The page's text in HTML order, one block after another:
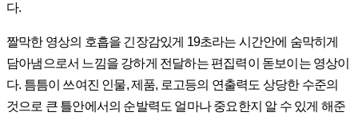
다.
짤막한 영상의 호흡을 긴장감있게 19초라는 시간안에 숨막히게
담아냄으로서 느낌을 강하게 전달하는 편집력이 돋보이는 영상이
다. 틈틈이 쓰여진 인물, 제품, 로고등의 연출력도 상당한 수준의
것으로 큰 틀안에서의 순발력도 얼마나 중요한지 알 수 있게 해준